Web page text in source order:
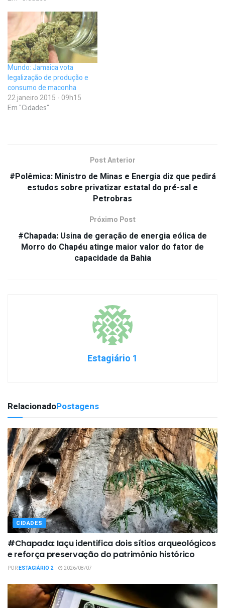
Mundo: Jamaica vota
legalização de produção e
consumo de maconha
22 janeiro 2015 - 09h15
Em "Cidades"
Post Anterior
#Polêmica: Ministro de Minas e Energia diz que pedirá
estudos sobre privatizar estatal do pré-sal e
Petrobras
Próximo Post
#Chapada: Usina de geração de energia eólica de
Morro do Chapéu atinge maior valor do fator de
capacidade da Bahia
Estagiário 1
RelacionadoPostagens
CIDADES
#Chapada: Iaçu identifica dois sítios arqueológicos
e reforça preservação do patrimônio histórico
PORESTAGIÁRIO 2 2026/08/07